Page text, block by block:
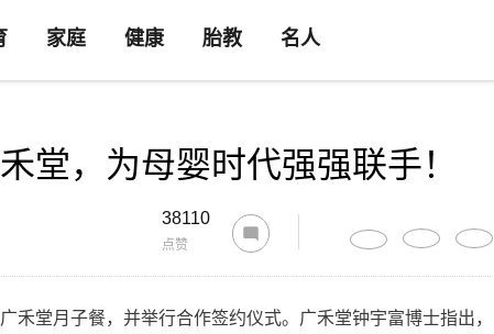
家庭 健康 胎教 名人
堂，为母婴时代强强联手！
38110
点赞
禾堂月子餐，并举行合作签约仪式。广禾堂钟宇富博士指出，